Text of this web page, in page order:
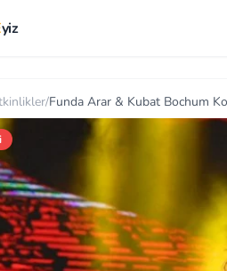
yiz
/Funda Arar & Kubat Bochum